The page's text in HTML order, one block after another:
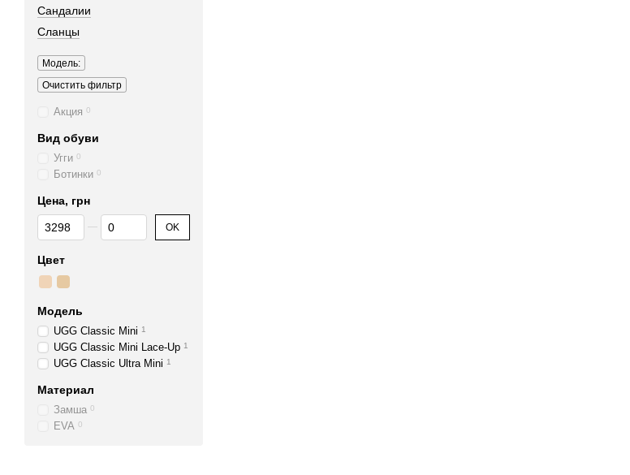
Сандалии
Сланцы
Модель:
Очистить фильтр
Акция 0
Вид обуви
Угги 0
Ботинки 0
Цена, грн
От Цена, грн
До Цена, грн OK
Цвет
Модель
UGG Classic Mini 1
UGG Classic Mini Lace-Up 1
UGG Classic Ultra Mini 1
Материал
Замша 0
EVA 0